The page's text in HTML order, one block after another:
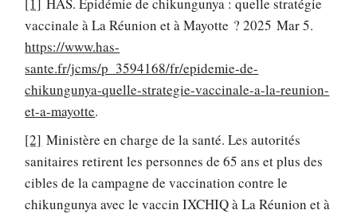
[1] HAS. Épidémie de chikungunya : quelle stratégie
vaccinale à La Réunion et à Mayotte ? 2025 Mar 5.
https://www.has-
sante.fr/jcms/p_3594168/fr/epidemie-de-
chikungunya-quelle-strategie-vaccinale-a-la-reunion-
et-a-mayotte.
[2] Ministère en charge de la santé. Les autorités
sanitaires retirent les personnes de 65 ans et plus des
cibles de la campagne de vaccination contre le
chikungunya avec le vaccin IXCHIQ à La Réunion et à